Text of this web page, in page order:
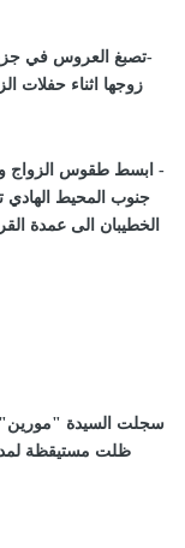
-تصبغ العروس في
زوجها اثناء حفلات
- ابسط طقوس الزواج
جنوب المحيط الهادي
الخطيبان الى عمدة
سجلت السيدة "مورين"
ظلت مستيقظة لمدة 449 ساعة أي ثمانية عشر يوما و17